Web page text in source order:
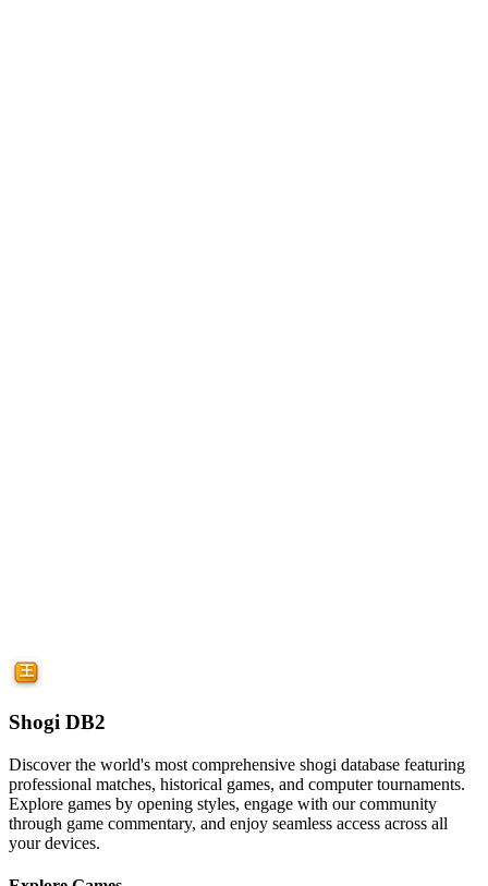
Shogi DB2
Discover the world's most comprehensive shogi database featuring
professional matches, historical games, and computer tournaments.
Explore games by opening styles, engage with our community
through game commentary, and enjoy seamless access across all
your devices.